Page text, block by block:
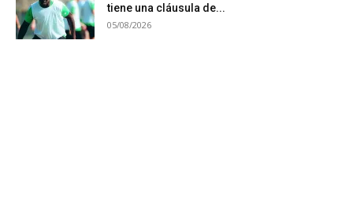
tiene una cláusula de...
05/08/2026